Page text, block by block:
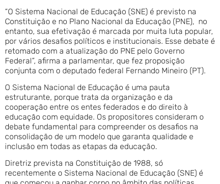
“O Sistema Nacional de Educação (SNE) é previsto na
Constituição e no Plano Nacional da Educação (PNE), no
entanto, sua efetivação é marcada por muita luta popular,
por vários desafios políticos e institucionais. Esse debate é
retomado com a atualização do PNE pelo Governo
Federal”, afirma a parlamentar, que fez proposição
conjunta com o deputado federal Fernando Mineiro (PT).
O Sistema Nacional de Educação é uma pauta
estruturante, porque trata da organização e da
cooperação entre os entes federados e do direito à
educação com equidade. Os propositores consideram o
debate fundamental para compreender os desafios na
consolidação de um modelo que garanta qualidade e
inclusão em todas as etapas da educação.
Diretriz prevista na Constituição de 1988, só
recentemente o Sistema Nacional de Educação (SNE) é